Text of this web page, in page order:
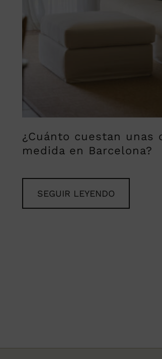
¿Cuánto cuestan unas
medida en Barcelona?
SEGUIR LEYENDO